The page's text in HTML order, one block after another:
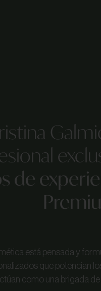
de
está pensada y
que potencian
como una brigada